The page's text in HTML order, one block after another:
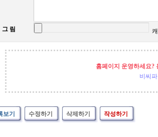
그 림
홈페이지 운영하세요?
비씨
보기 수정하기 삭제하기 작성하기